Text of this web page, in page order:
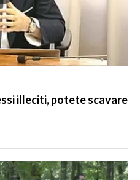
illeciti, potete scavare